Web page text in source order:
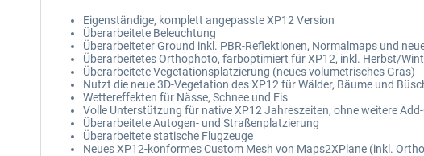
Eigenständige, komplett angepasste XP12 Version
Überarbeitete Beleuchtung
Überarbeiteter Ground inkl. PBR-Reflektionen, Normalmaps und
Überarbeitetes Orthophoto, farboptimiert für XP12, inkl. Herbst/
Überarbeitete Vegetationsplatzierung (neues volumetrisches Gras)
Nutzt die neue 3D-Vegetation des XP12 für Wälder, Bäume und
Wettereffekten für Nässe, Schnee und Eis
Volle Unterstützung für native XP12 Jahreszeiten, ohne weitere
Überarbeitete Autogen- und Straßenplatzierung
Überarbeitete statische Flugzeuge
Neues XP12-konformes Custom Mesh von Maps2XPlane (inkl.